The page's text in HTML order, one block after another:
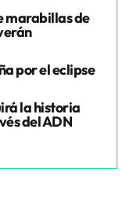
marabillas de
por el eclipse
la historia
del ADN